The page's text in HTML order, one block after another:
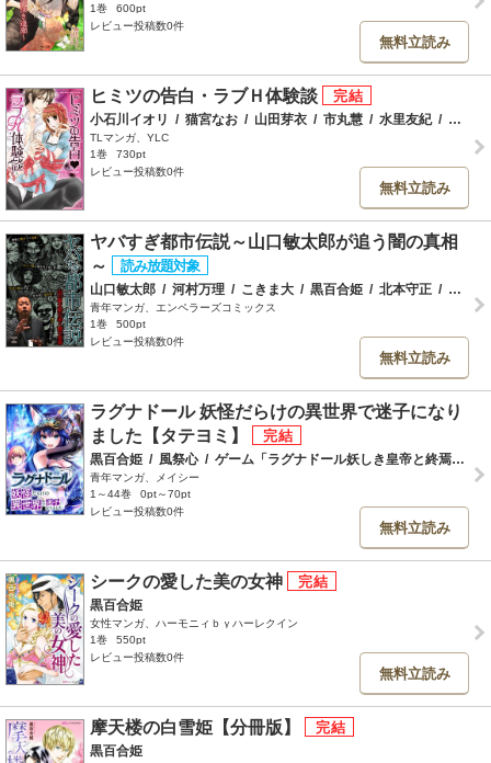
1巻
600pt
レビュー投稿数0件
無料立読み
ヒミツの告白・ラブＨ体験談
小石川イオリ / 猫宮なお / 山田芽衣 / 市丸慧 / 水里友紀 /
TLマンガ、YLC
1巻
730pt
レビュー投稿数0件
無料立読み
ヤバすぎ都市伝説～山口敏太郎が追う闇の真相
～
山口敏太郎 / 河村万理 / こきま大 / 黒百合姫 / 北本守正 /
青年マンガ、エンペラーズコミックス
1巻
500pt
レビュー投稿数0件
無料立読み
ラグナドール 妖怪だらけの異世界で迷子になり
ました【タテヨミ】
黒百合姫 / 風祭心 / ゲーム「ラグナドール妖しき皇帝と終焉の夜叉姫」
青年マンガ、メイシー
1～44巻
0pt～70pt
レビュー投稿数0件
無料立読み
シークの愛した美の女神
黒百合姫
女性マンガ、ハーモニィｂｙハーレクイン
1巻
550pt
レビュー投稿数0件
無料立読み
摩天楼の白雪姫【分冊版】
黒百合姫